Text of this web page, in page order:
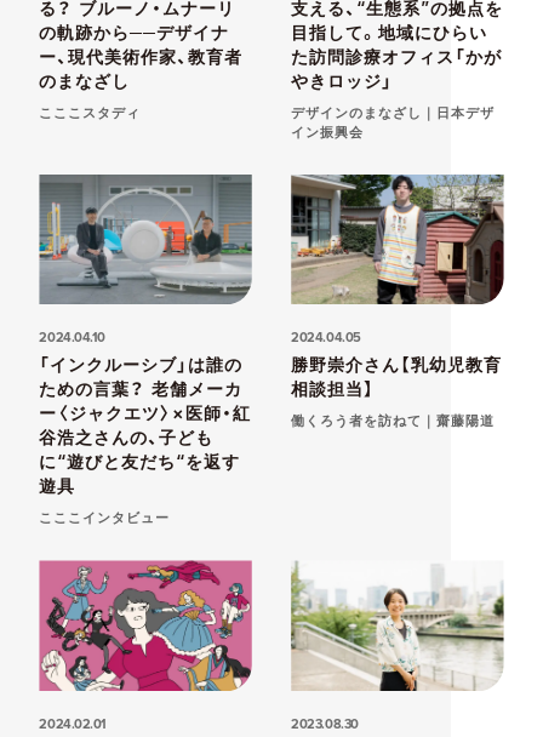
る？ ブルーノ・ムナーリ
の軌跡から──デザイナ
ー、現代美術作家、教育者
のまなざし
こここスタディ
支える、“生態系”の拠点を
目指して。地域にひらい
た訪問診療オフィス「かが
やきロッジ」
デザインのまなざし｜日本デザ
イン振興会
2024.04.10
「インクルーシブ」は誰の
ための言葉？ 老舗メーカ
ー〈ジャクエツ〉×医師・紅
谷浩之さんの、子ども
に“遊びと友だち“を返す
遊具
こここインタビュー
2024.04.05
勝野崇介さん【乳幼児教育
相談担当】
働くろう者を訪ねて｜齋藤陽道
2024.02.01 2023.08.30